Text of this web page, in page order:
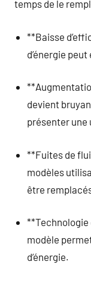
temps de le
**Baisse
d’énergie
devient
présenter une
**Fuites de
modèles
être
**Technologie
modèle
d’énergie.